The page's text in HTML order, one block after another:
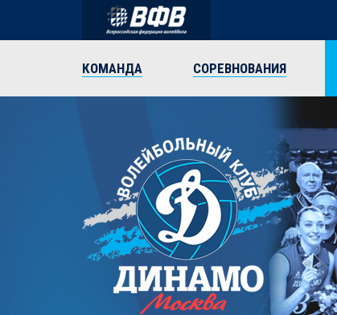
КОМАНДА СОРЕВНОВАНИЯ